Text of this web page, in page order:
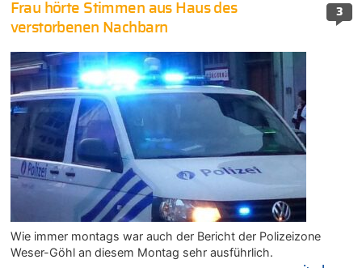
3
Frau hörte Stimmen aus Haus des
verstorbenen Nachbarn
Wie immer montags war auch der Bericht der Polizeizone
Weser-Göhl an diesem Montag sehr ausführlich.